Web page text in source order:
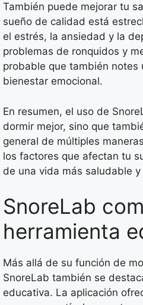
También puede mejorar tu
sueño de calidad está
el estrés, la ansiedad y la
problemas de ronquidos y
probable que también notes
bienestar emocional.
En resumen, el uso de
dormir mejor, sino que
general de múltiples
los factores que afectan tu
de una vida más saludable
SnoreLab
herramienta
Más allá de su función de
SnoreLab también se
educativa. La aplicación